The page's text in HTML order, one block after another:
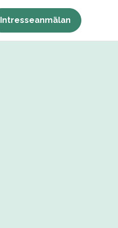
Intresseanmälan